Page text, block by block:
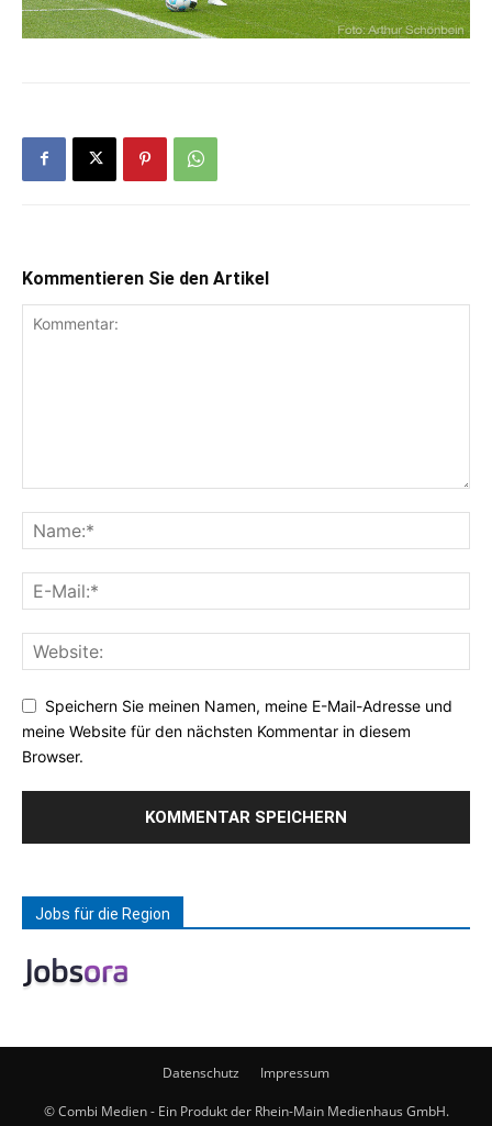
Kommentieren Sie den Artikel
Speichern Sie meinen Namen, meine E-Mail-Adresse und
meine Website für den nächsten Kommentar in diesem
Browser.
Jobs für die Region
Datenschutz Impressum
© Combi Medien - Ein Produkt der Rhein-Main Medienhaus GmbH.